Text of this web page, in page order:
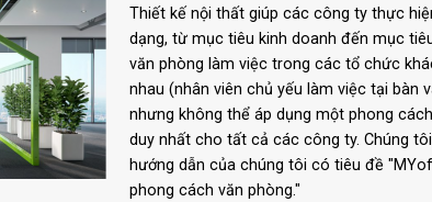
Thiết kế nội thất giúp các công ty thực
dạng, từ mục tiêu kinh doanh đến mục
văn phòng làm việc trong các tổ chức
nhau (nhân viên chủ yếu làm việc tại bàn
nhưng không thể áp dụng một phong
duy nhất cho tất cả các công ty. Chúng
hướng dẫn của chúng tôi có tiêu đề
phong cách văn phòng."